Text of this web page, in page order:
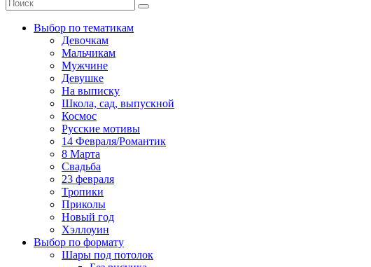
Выбор по тематикам
Девочкам
Мальчикам
Мужчине
Девушке
На выписку
Школа, сад, выпускной
Космос
Русские мотивы
14 Февраля/Романтик
8 Марта
Свадьба
23 февраля
Тропики
Приколы
Новый год
Хэллоуин
Выбор по формату
Шары под потолок